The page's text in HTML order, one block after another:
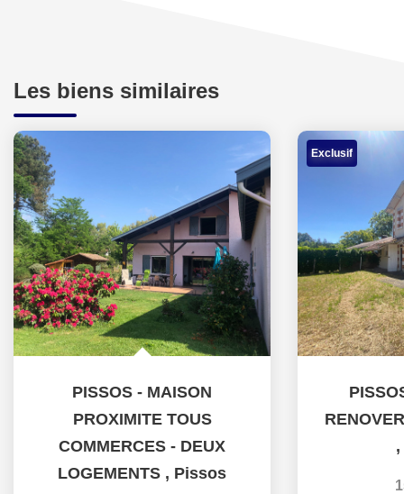
Les biens similaires
PISSOS - MAISON
PROXIMITE TOUS
COMMERCES - DEUX
LOGEMENTS , Pissos
Exclusif
,